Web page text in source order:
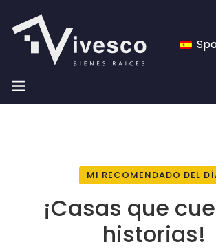
MI RECOMENDADO DEL
¡Casas que
historias!